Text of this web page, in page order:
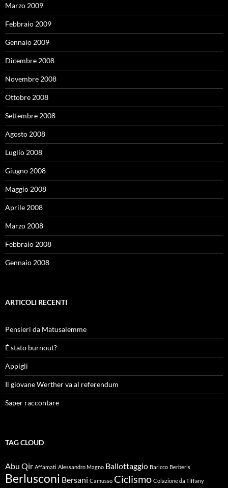
Marzo 2009
Febbraio 2009
Gennaio 2009
Dicembre 2008
Novembre 2008
Ottobre 2008
Settembre 2008
Agosto 2008
Luglio 2008
Giugno 2008
Maggio 2008
Aprile 2008
Marzo 2008
Febbraio 2008
Gennaio 2008
ARTICOLI RECENTI
Pensieri da Matusalemme
É stato burnout?
Appigli
Il giovane Werther va al referendum
Saper raccontare
TAG CLOUD
Abu Qir Affamati Alessandro Magno Ballottaggio Baricco Berberis
Berlusconi Bersani Camusso Ciclismo Colazione da Tiffany